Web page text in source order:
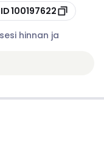
100197622
hinnan ja